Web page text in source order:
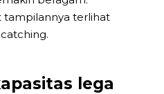
terlihat
lega